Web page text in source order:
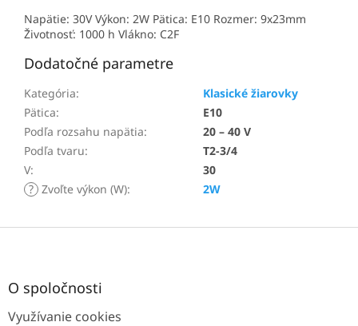
Napätie: 30V Výkon: 2W Pätica: E10 Rozmer: 9x23mm
Životnosť: 1000 h Vlákno: C2F
Dodatočné parametre
Kategória:
Klasické žiarovky
Pätica:
E10
Podľa rozsahu napätia:
20 – 40 V
Podľa tvaru:
T2-3/4
V:
30
? Zvoľte výkon (W): 2W
Z
O spoločnosti
Využívanie cookies